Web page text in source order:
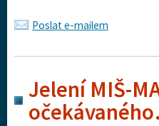
Poslat e-mailem
Jelení MIŠ-